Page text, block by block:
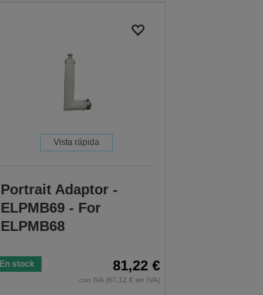
Vista rápida
Portrait Adaptor -
ELPMB69 - For
ELPMB68
En stock 81,22 €
con IVA (67,12 € sin IVA)